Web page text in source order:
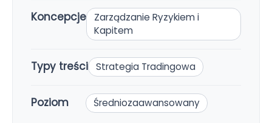
Koncepcje
Zarządzanie Ryzykiem i
Kapitem
Typy treści Strategia Tradingowa
Poziom Średniozaawansowany